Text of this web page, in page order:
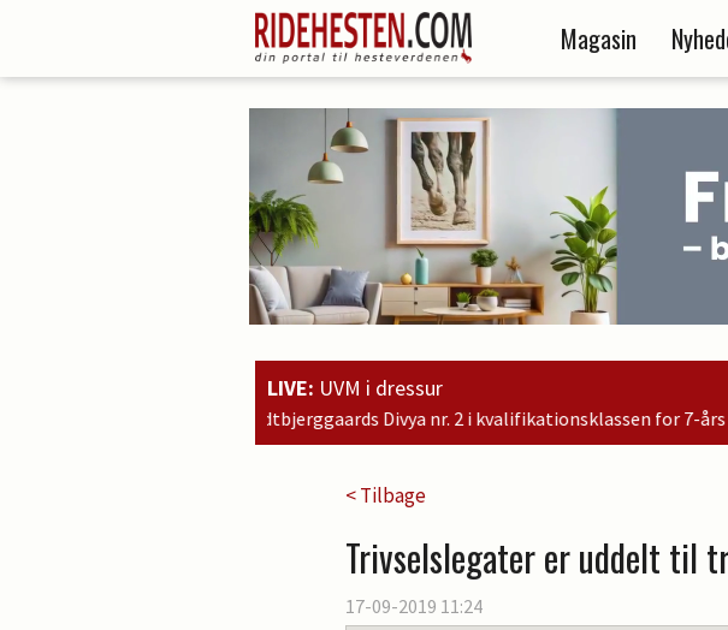
Magasin
LIVE: UVM i dressur
Divya nr. 2 i kvalifikationsklassen for 7-års heste
< Tilbage
Trivselslegater er uddelt til
17-09-2019 11:24